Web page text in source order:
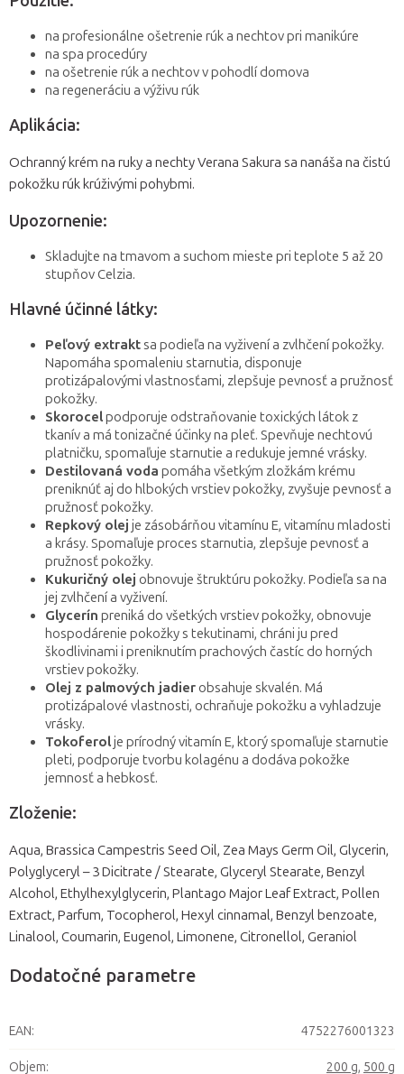
na profesionálne ošetrenie rúk a nechtov pri manikúre
na spa procedúry
na ošetrenie rúk a nechtov v pohodlí domova
na regeneráciu a výživu rúk
Aplikácia:
Ochranný krém na ruky a nechty Verana Sakura sa nanáša na čistú
pokožku rúk krúživými pohybmi.
Upozornenie:
Skladujte na tmavom a suchom mieste pri teplote 5 až 20
stupňov Celzia.
Hlavné účinné látky:
Peľový extraktsa podieľa na vyživení a zvlhčení pokožky.
Napomáha spomaleniu starnutia, disponuje
protizápalovými vlastnosťami, zlepšuje pevnosť a pružnosť
pokožky.
Skorocelpodporuje odstraňovanie toxických látok z
tkanív a má tonizačné účinky na pleť. Spevňuje nechtovú
platničku, spomaľuje starnutie a redukuje jemné vrásky.
Destilovaná voda pomáha všetkým zložkám krému
preniknúť aj do hlbokých vrstiev pokožky, zvyšuje pevnosť a
pružnosť pokožky.
Repkový olej je zásobárňou vitamínu E, vitamínu mladosti
a krásy. Spomaľuje proces starnutia, zlepšuje pevnosť a
pružnosť pokožky.
Kukuričný olej obnovuje štruktúru pokožky. Podieľa sa na
jej zvlhčení a vyživení.
Glycerín preniká do všetkých vrstiev pokožky, obnovuje
hospodárenie pokožky s tekutinami, chráni ju pred
škodlivinami i preniknutím prachových častíc do horných
vrstiev pokožky.
Olej z palmových jadier obsahuje skvalén. Má
protizápalové vlastnosti, ochraňuje pokožku a vyhladzuje
vrásky.
Tokoferolje prírodný vitamín E, ktorý spomaľuje starnutie
pleti, podporuje tvorbu kolagénu a dodáva pokožke
jemnosť a hebkosť.
Zloženie:
Aqua, Brassica Campestris Seed Oil, Zea Mays Germ Oil, Glycerin,
Polyglyceryl – 3 Dicitrate / Stearate, Glyceryl Stearate, Benzyl
Alcohol, Ethylhexylglycerin, Plantago Major Leaf Extract, Pollen
Extract, Parfum, Tocopherol, Hexyl cinnamal, Benzyl benzoate,
Linalool, Coumarin, Eugenol, Limonene, Citronellol, Geraniol
Dodatočné parametre
EAN: 4752276001323
Objem: 200 g, 500 g